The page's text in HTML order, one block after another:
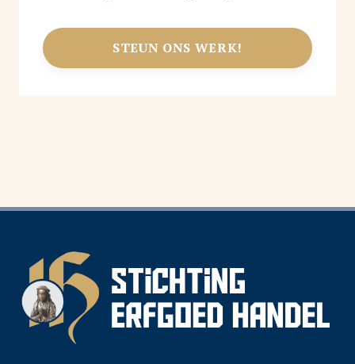
STEUN ONS WERK!